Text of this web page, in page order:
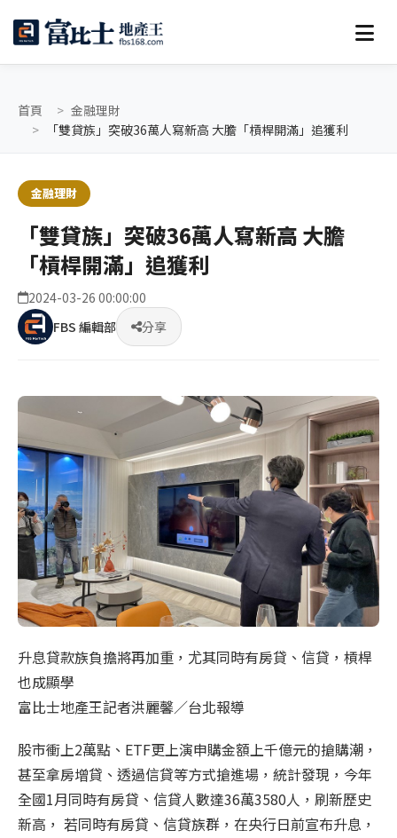
首頁
金融理財
「雙貸族」突破36萬人寫新高 大膽「槓桿開滿」追獲利
金融理財
「雙貸族」突破36萬人寫新高 大膽
「槓桿開滿」追獲利
2024-03-26 00:00:00
FBS 編輯部
分享
升息貸款族負擔將再加重，尤其同時有房貸、信貸，槓桿
也成顯學
富比士地產王記者洪麗馨／台北報導
股市衝上2萬點、ETF更上演申購金額上千億元的搶購潮，
甚至拿房增貸、透過信貸等方式搶進場，統計發現，今年
全國1月同時有房貸、信貸人數達36萬3580人，刷新歷史
新高， 若同時有房貸、信貸族群，在央行日前宣布升息，